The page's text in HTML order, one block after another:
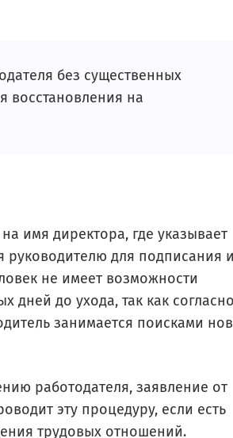
без существенных
восстановления на
имя директора, где указывает
руководителю для подписания и
не имеет возможности
дней до ухода, так как
занимается поисками
работодателя, заявление от
эту процедуру, если есть
трудовых отношений.